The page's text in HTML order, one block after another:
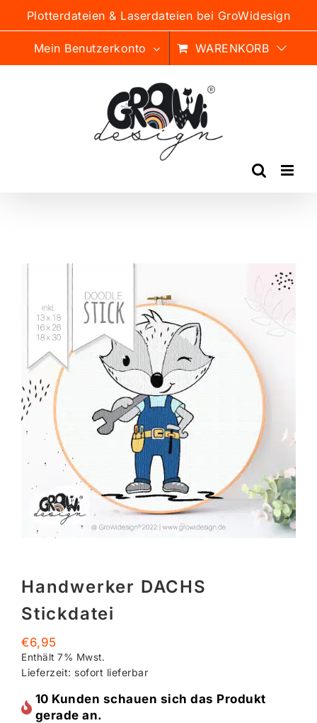
Inhalt
Plotterdateien & Laserdateien bei GroWidesign
Mein Benutzerkonto WARENKORB
Handwerker DACHS
Stickdatei
€6,95
Enthält 7% Mwst.
Lieferzeit: sofort lieferbar
10 Kunden schauen sich das Produkt
gerade an.